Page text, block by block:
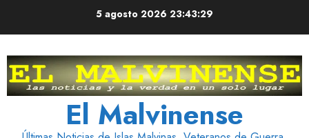
5 agosto 2026 23:43:30
El Malvinense